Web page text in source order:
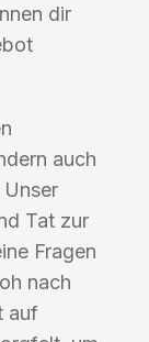
dir
auch
Tat zur
Fragen
nach
auf